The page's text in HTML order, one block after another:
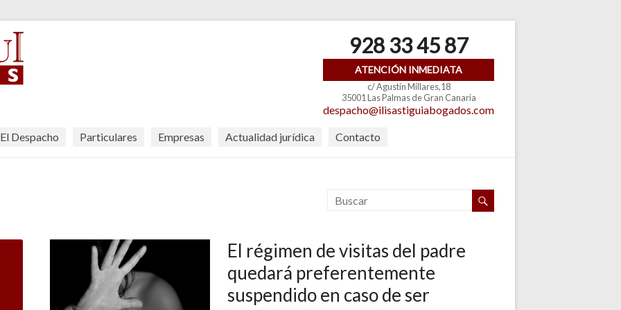
928 33 45 87
ATENCIÓN INMEDIATA
c/ Agustín Millares,18
35001 Las Palmas de Gran Canaria
despacho@ilisastiguiabogados.com
El Despacho Particulares Empresas Actualidad jurídica Contacto
El régimen de visitas del padre
quedará preferentemente
suspendido en caso de ser